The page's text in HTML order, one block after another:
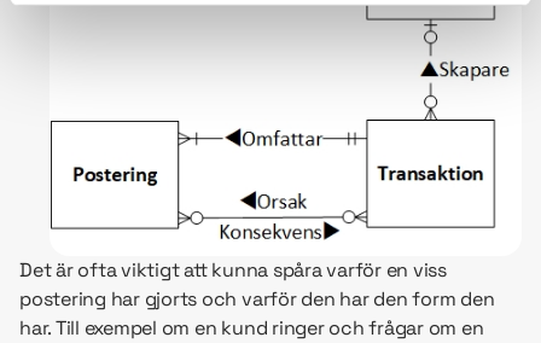
Det är ofta viktigt att kunna spåra varför en viss
postering har gjorts och varför den har den form den
har. Till exempel om en kund ringer och frågar om en